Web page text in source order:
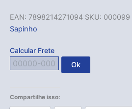
EAN: 7898214271094 SKU: 000099
Sapinho
Calcular Frete
Ok
Compartilhe isso: